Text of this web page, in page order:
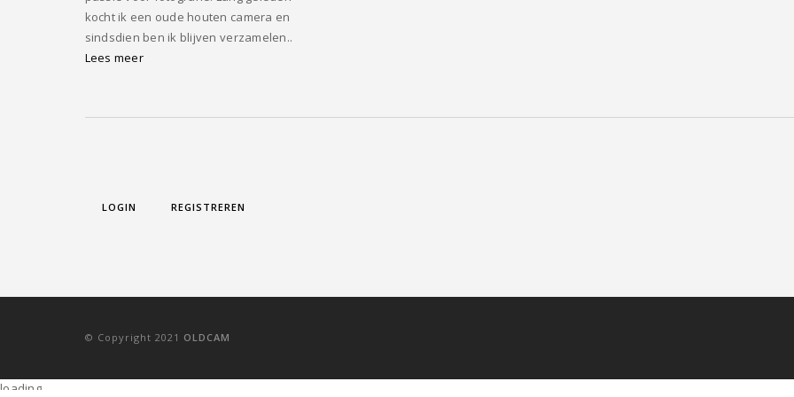
kocht ik een oude houten camera en
sindsdien ben ik blijven verzamelen..
Lees meer
LOGIN REGISTREREN
© Copyright 2021 OLDCAM
loading